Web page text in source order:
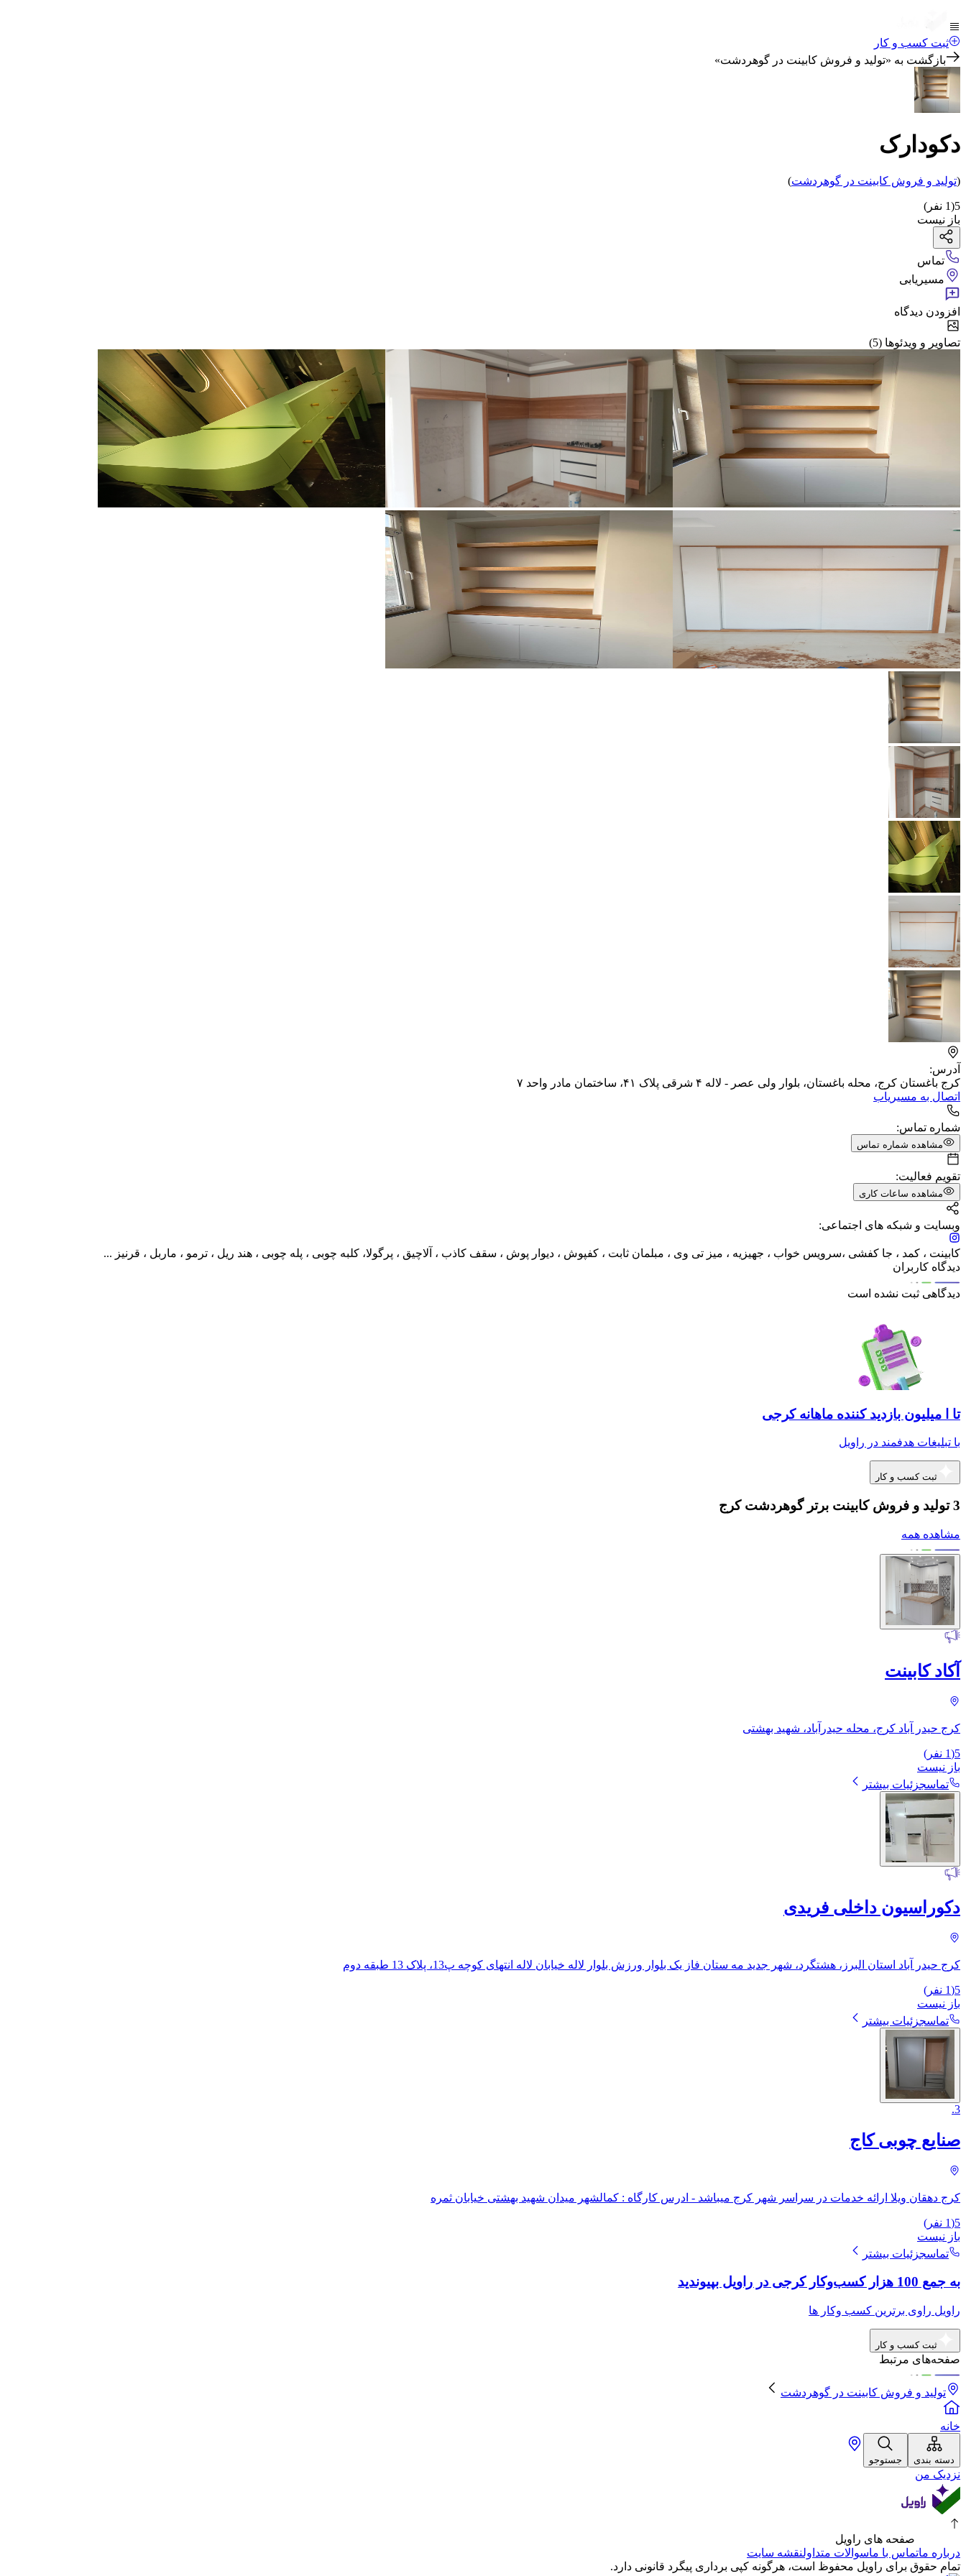
ثبت کسب و کار
بازگشت به «تولید و فروش کابینت در گوهردشت»
دکودارک
(تولید و فروش کابینت در گوهردشت)
5
(
1 نفر)
باز نیست
تماس
مسیریابی
افزودن دیدگاه
تصاویر و ویدئوها (5)
آدرس:
کرج باغستان کرج، محله باغستان، بلوار ولی عصر - لاله ۴ شرقی پلاک ۴۱، ​ساختمان مادر واحد ۷
اتصال به مسیریاب
شماره تماس:
مشاهده شماره تماس
تقویم فعالیت:
مشاهده ساعات کاری
وبسایت و شبکه های اجتماعی:
کابینت ، کمد ، جا کفشی ،سرویس خواب ، جهیزیه ، میز تی وی ، مبلمان ثابت ، کفپوش ، دیوار پوش ، سقف کاذب ، آلاچیق ، پرگولا، کلبه چوبی ، پله چوبی ، هند ریل ، ترمو ، ماربل ، قرنیز ...
دیدگاه کاربران
دیدگاهی ثبت نشده است
تا ا میلیون بازدید کننده ماهانه کرجی
با تبلیغات هدفمند در راویل
ثبت کسب و کار
3 تولید و فروش کابینت برتر گوهردشت کرج
مشاهده همه
آکاد کابینت
کرج حیدر آباد کرج، محله حیدرآباد، شهید بهشتى
5
(
1 نفر)
باز نیست
تماسجزئیات بیشتر
دکوراسیون داخلی فریدی
کرج حیدر آباد استان البرز، هشتگرد، شهر جدید مه ستان فاز یک بلوار ورزش بلوار لاله خیابان لاله انتهای کوچه پ13، ​پلاک 13 طبقه دوم
5
(
1 نفر)
باز نیست
تماسجزئیات بیشتر
3
.
صنایع چوبی کاج
کرج دهقان ویلا ارائه خدمات در سراسر شهر کرج میباشد - ادرس کارگاه : کمالشهر میدان شهید بهشتی خیابان ثمره
5
(
1 نفر)
باز نیست
تماسجزئیات بیشتر
به جمع 100 هزار کسب‌وکار کرجی در راویل بپیوندید
راویل راوی برترین کسب وکار ها
ثبت کسب و کار
صفحه‌های مرتبط
تولید و فروش کابینت در گوهردشت
خانه
دسته بندی جستوجو
نزدیک من
صفحه های راویل
درباره ماتماس با ماسوالات متداولنقشه سایت
تمام حقوق برای راویل محفوظ است، هرگونه کپی برداری پیگرد قانونی دارد.